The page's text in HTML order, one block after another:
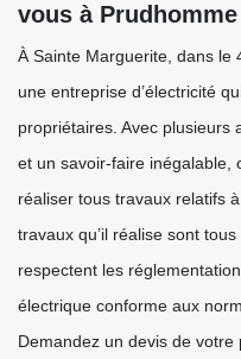
vous à
À Sainte Marguerite, dans le
une entreprise d’électricité
propriétaires. Avec plusieurs
et un savoir-faire inégalable,
réaliser tous travaux relatifs
travaux qu’il réalise sont
respectent les
électrique conforme aux
Demandez un devis de votre